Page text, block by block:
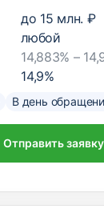
до 15 млн. ₽
любой
14,883% –
14,9%
В день
Отправить заявку